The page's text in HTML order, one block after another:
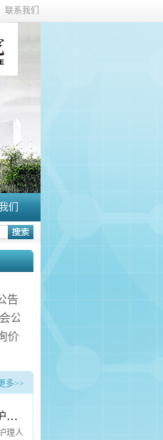
联系我们
们
开
价公告
（二次） 中标候选人公示
多>>
长丰县中医院开展“5.12”护士节活动
理人